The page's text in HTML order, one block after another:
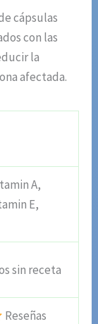
cápsulas
con las
la
afectada.
A,
E,
sin receta
Reseñas